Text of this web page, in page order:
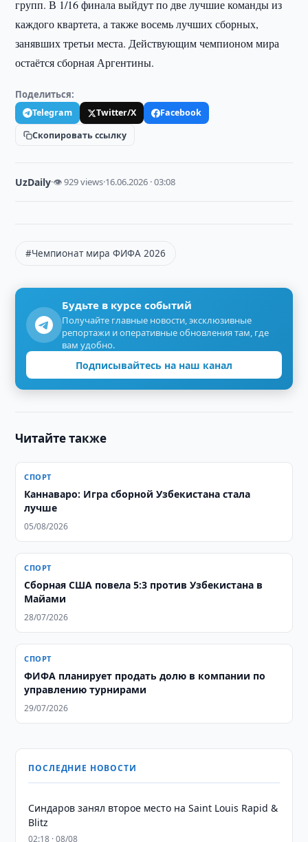
групп. В 1/16 финала выйдут по две лучшие команды из
каждого квартета, а также восемь лучших сборных,
занявших третьи места. Действующим чемпионом мира
остаётся сборная Аргентины.
Поделиться:
Telegram Twitter/X
Facebook
Скопировать ссылку
UzDaily·👁 929 views·16.06.2026 · 03:08
#Чемпионат мира ФИФА 2026
Будьте в курсе событий
Получайте главные новости, эксклюзивные
репортажи и оперативные обновления там, где
вам удобно.
Подписывайтесь на наш канал
Читайте также
СПОРТ
Каннаваро: Игра сборной Узбекистана стала
лучше
05/08/2026
СПОРТ
Сборная США повела 5:3 против Узбекистана в
Майами
28/07/2026
СПОРТ
ФИФА планирует продать долю в компании по
управлению турнирами
29/07/2026
ПОСЛЕДНИЕ НОВОСТИ
Синдаров занял второе место на Saint Louis Rapid &
Blitz
02:18 · 08/08